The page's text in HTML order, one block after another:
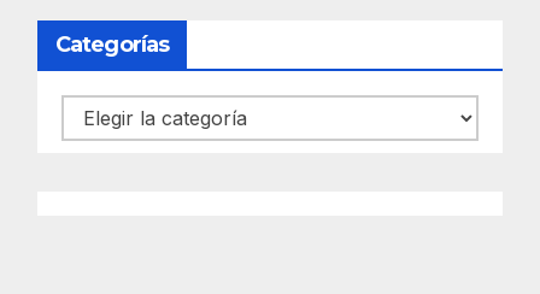
Categorías
Categorías